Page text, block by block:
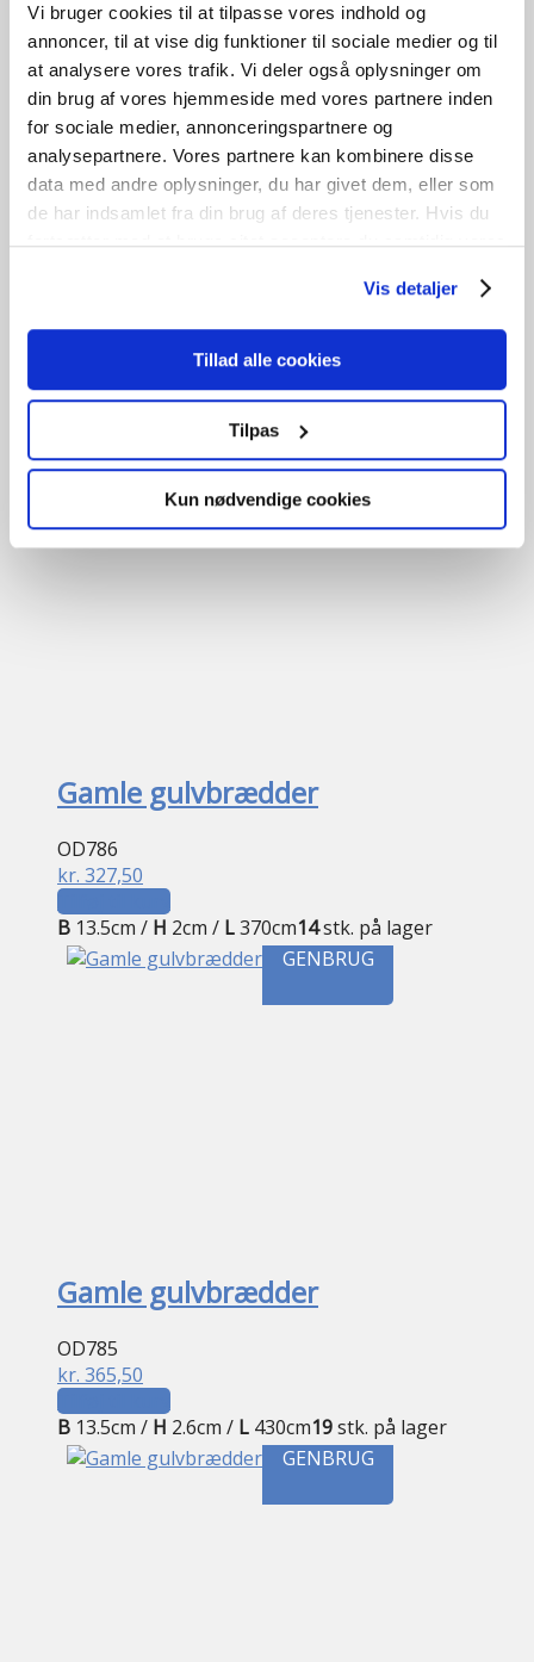
Vi bruger cookies til at tilpasse vores indhold og
annoncer, til at vise dig funktioner til sociale medier og til
at analysere vores trafik. Vi deler også oplysninger om
din brug af vores hjemmeside med vores partnere inden
for sociale medier, annonceringspartnere og
analysepartnere. Vores partnere kan kombinere disse
data med andre oplysninger, du har givet dem, eller som
de har indsamlet fra din brug af deres tjenester. Hvis du
fortsætter med at bruge sitet acceptere du samtidig vores
Vis detaljer
Tillad alle cookies
Tilpas
Kun nødvendige cookies
Gamle gulvbrædder 27 x 160 x
Tilføj til kurv
L400cm 9stk. på lager
GENBRUG
Gamle gulvbrædder
OD786
kr. 327,50
Tilføj til kurv
B 13.5cm / H 2cm / L370cm14stk. på lager
GENBRUG
Gamle gulvbrædder
OD785
kr. 365,50
Tilføj til kurv
B 13.5cm / H 2.6cm / L 430cm19stk. på lager
GENBRUG